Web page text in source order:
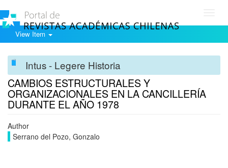
View Item
Intus - Legere Historia
CAMBIOS ESTRUCTURALES Y
ORGANIZACIONALES EN LA CANCILLERÍA
DURANTE EL AÑO 1978
Author
Serrano del Pozo, Gonzalo